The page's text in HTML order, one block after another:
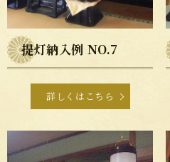
提灯納入例 NO.7
詳しくはこちら